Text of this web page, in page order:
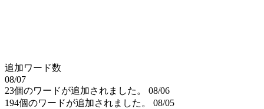
追加ワード数
08/07
23個のワードが追加されました。
08/06
194個のワードが追加されました。
08/05